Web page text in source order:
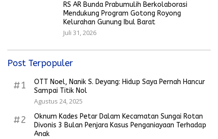
RS AR Bunda Prabumulih Berkolaborasi
Mendukung Program Gotong Royong
Kelurahan Gunung Ibul Barat
Juli 31, 2026
Post Terpopuler
#1
OTT Noel, Nanik S. Deyang: Hidup Saya Pernah Hancur
Sampai Titik Nol
Agustus 24, 2025
#2
Oknum Kades Petar Dalam Kecamatan Sungai Rotan
Divonis 3 Bulan Penjara Kasus Penganiayaan Terhadap
Anak